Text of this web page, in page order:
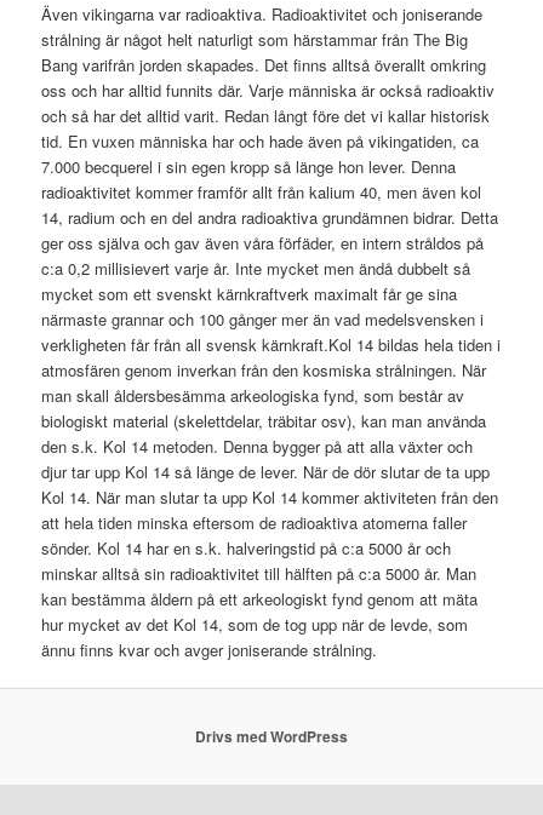
Även vikingarna var radioaktiva. Radioaktivitet och joniserande
strålning är något helt naturligt som härstammar från The Big
Bang varifrån jorden skapades. Det finns alltså överallt omkring
oss och har alltid funnits där. Varje människa är också radioaktiv
och så har det alltid varit. Redan långt före det vi kallar historisk
tid. En vuxen människa har och hade även på vikingatiden, ca
7.000 becquerel i sin egen kropp så länge hon lever. Denna
radioaktivitet kommer framför allt från kalium 40, men även kol
14, radium och en del andra radioaktiva grundämnen bidrar. Detta
ger oss själva och gav även våra förfäder, en intern stråldos på
c:a 0,2 millisievert varje år. Inte mycket men ändå dubbelt så
mycket som ett svenskt kärnkraftverk maximalt får ge sina
närmaste grannar och 100 gånger mer än vad medelsvensken i
verkligheten får från all svensk kärnkraft.Kol 14 bildas hela tiden i
atmosfären genom inverkan från den kosmiska strålningen. När
man skall åldersbesämma arkeologiska fynd, som består av
biologiskt material (skelettdelar, träbitar osv), kan man använda
den s.k. Kol 14 metoden. Denna bygger på att alla växter och
djur tar upp Kol 14 så länge de lever. När de dör slutar de ta upp
Kol 14. När man slutar ta upp Kol 14 kommer aktiviteten från den
att hela tiden minska eftersom de radioaktiva atomerna faller
sönder. Kol 14 har en s.k. halveringstid på c:a 5000 år och
minskar alltså sin radioaktivitet till hälften på c:a 5000 år. Man
kan bestämma åldern på ett arkeologiskt fynd genom att mäta
hur mycket av det Kol 14, som de tog upp när de levde, som
ännu finns kvar och avger joniserande strålning.
Drivs med WordPress